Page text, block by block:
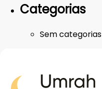
Categorias
Sem categorias